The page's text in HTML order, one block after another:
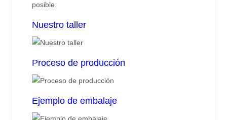
posible.
Nuestro taller
Proceso de producción
Ejemplo de embalaje